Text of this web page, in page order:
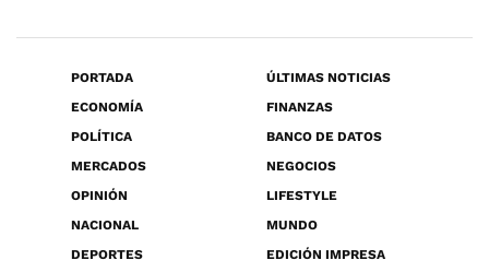
PORTADA
ÚLTIMAS NOTICIAS
ECONOMÍA
FINANZAS
POLÍTICA
BANCO DE DATOS
MERCADOS
NEGOCIOS
OPINIÓN
LIFESTYLE
NACIONAL
MUNDO
DEPORTES
EDICIÓN IMPRESA